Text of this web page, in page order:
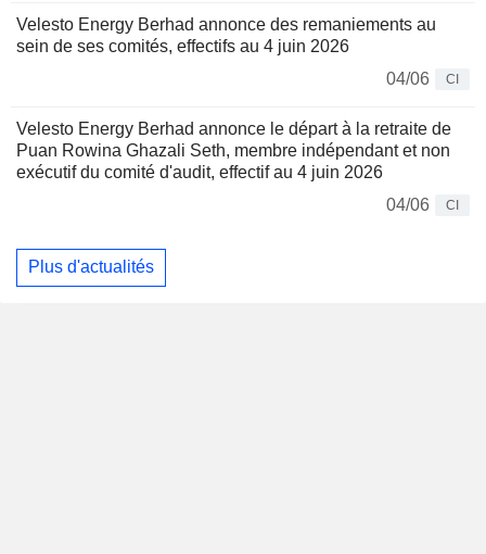
Velesto Energy Berhad annonce des remaniements au
sein de ses comités, effectifs au 4 juin 2026
04/06
CI
Velesto Energy Berhad annonce le départ à la retraite de
Puan Rowina Ghazali Seth, membre indépendant et non
exécutif du comité d'audit, effectif au 4 juin 2026
04/06
CI
Plus d'actualités